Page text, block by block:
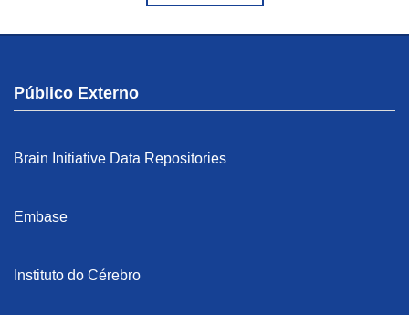
Público Externo
Brain Initiative Data Repositories
Embase
Instituto do Cérebro